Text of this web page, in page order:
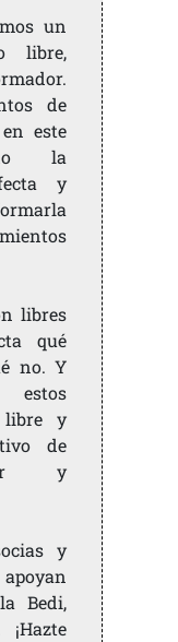
un
libre,
de
este
la
y
libres
qué
no. Y
estos
libre y
de
y
y
Bedi,